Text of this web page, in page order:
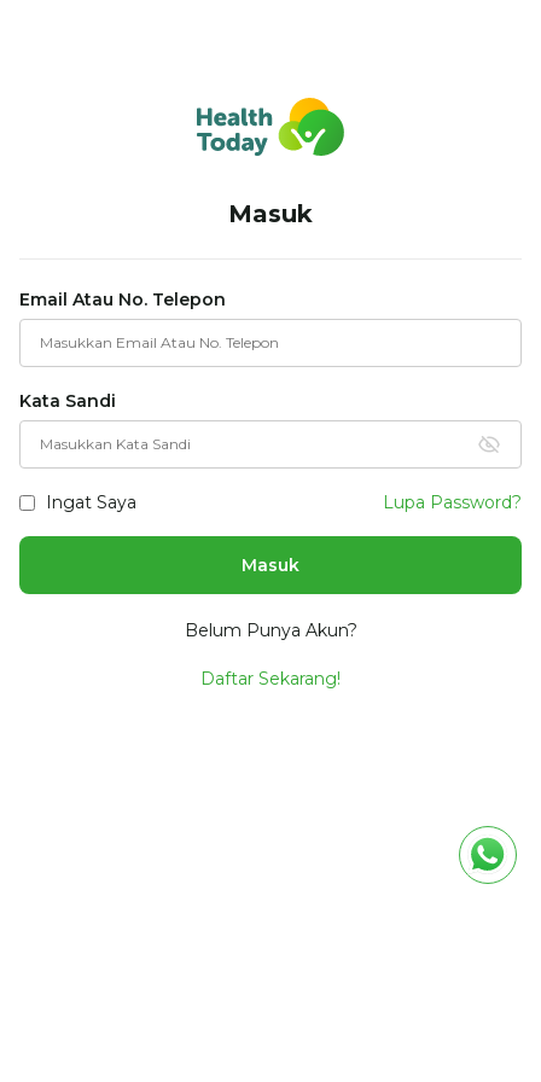
Masuk
Email Atau No. Telepon
Kata Sandi
Ingat Saya Lupa Password?
Masuk
Belum Punya Akun?
Daftar Sekarang!